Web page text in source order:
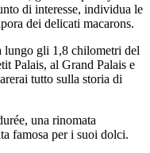
di interesse, individua le
dei delicati macarons.
lungo gli 1,8 chilometri del
Palais, al Grand Palais e
tutto sulla storia di
una rinomata
famosa per i suoi dolci.